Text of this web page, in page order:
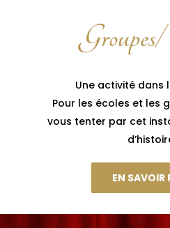
Groupes/
Une activité dans
Pour les écoles et les
vous tenter par cet
EN SAVOIR